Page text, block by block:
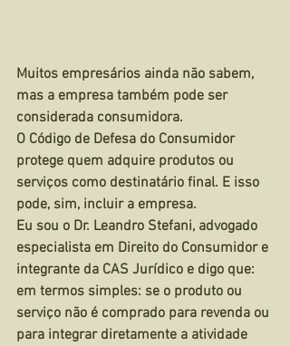
Muitos empresários ainda não sabem,
mas a empresa também pode ser
considerada consumidora.
O Código de Defesa do Consumidor
protege quem adquire produtos ou
serviços como destinatário final. E isso
pode, sim, incluir a empresa.
Eu sou o Dr. Leandro Stefani, advogado
especialista em Direito do Consumidor e
integrante da CAS Jurídico e digo que:
em termos simples: se o produto ou
serviço não é comprado para revenda ou
para integrar diretamente a atividade